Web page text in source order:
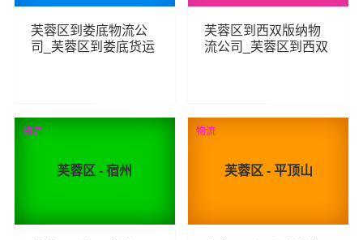
芙蓉区到娄底物流公
司_芙蓉区到娄底货运
90 查看详细
芙蓉区到西双版纳物
流公司_芙蓉区到西双
89 查看详细
芙蓉区 - 宿州
物流
芙蓉区 - 平顶山
物流